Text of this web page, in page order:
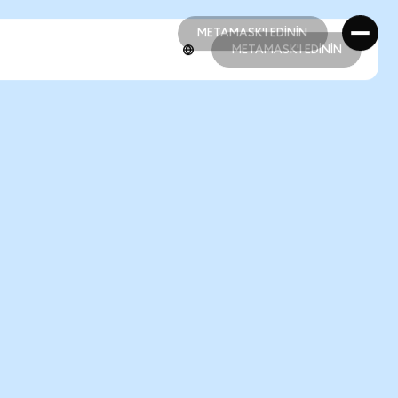
METAMASK'I EDİNİN
METAMASK'I EDİNİN
METAMASK'I EDİNİN